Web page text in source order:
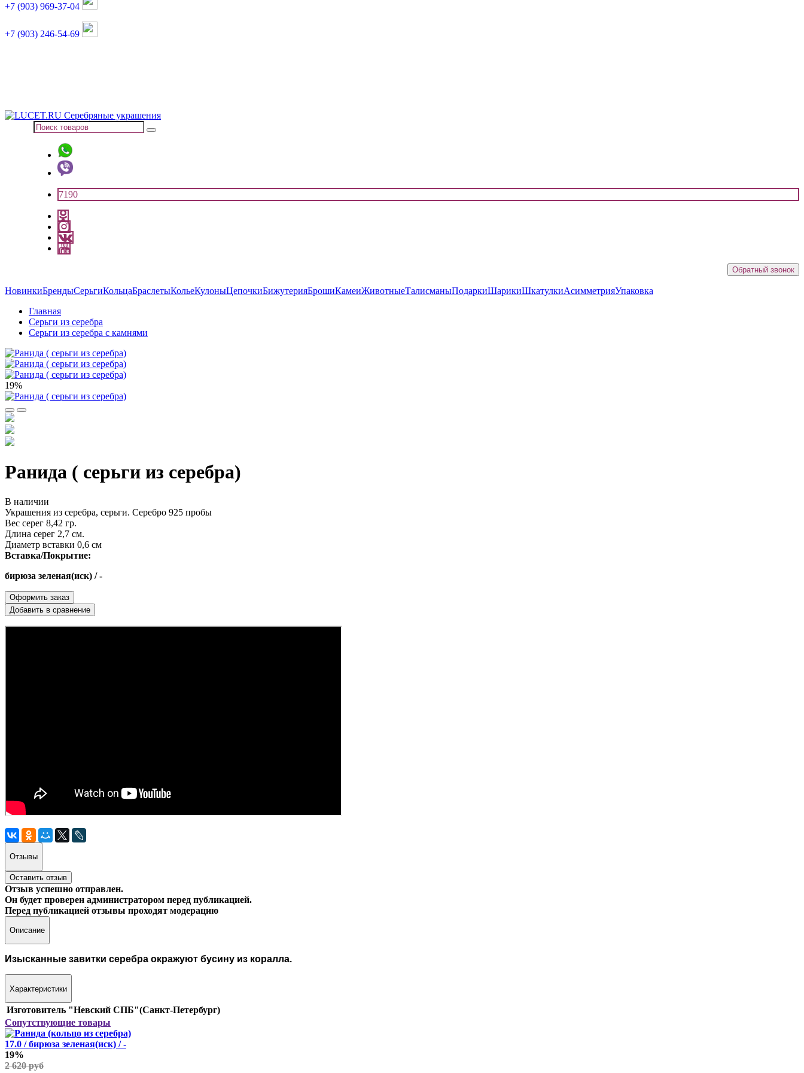
+7 (903) 969-37-04
+7 (903) 246-54-69
7190
Обратный звонок
НовинкиБрендыСерьгиКольцаБраслетыКольеКулоныЦепочкиБижутерияБрошиКамеиЖивотныеТалисманыПодаркиШарикиШкатулкиАсимметрияУпаковка
Главная
Серьги из серебра
Серьги из серебра с камнями
19%
Ранида ( серьги из серебра)
В наличии
Украшения из серебра, серьги. Серебро 925 пробы
Вес серег 8,42 гр.
Длина серег 2,7 см.
Диаметр вставки 0,6 см
Вставка/Покрытие:
бирюза зеленая(иск) / -
Оформить заказ
Добавить в сравнение
Отзывы
Оставить отзыв
Отзыв успешно отправлен.
Он будет проверен администратором перед публикацией.
Перед публикацией отзывы проходят модерацию
Описание
Изысканные завитки серебра окражуют бусину из коралла.
Характеристики
Изготовитель "Невский СПБ"(Санкт-Петербург)
Сопутствующие товары
17.0 / бирюза зеленая(иск) / -
19%
2 620 руб